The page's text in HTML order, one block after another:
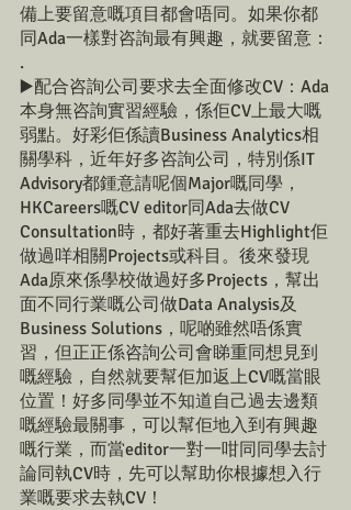
備上要留意嘅項目都會唔同。如果你都
同Ada一樣對咨詢最有興趣，就要留意：
.
▶️配合咨詢公司要求去全面修改CV：Ada
本身無咨詢實習經驗，係佢CV上最大嘅
弱點。好彩佢係讀Business Analytics相
關學科，近年好多咨詢公司，特別係IT
Advisory都鍾意請呢個Major嘅同學，
HKCareers嘅CV editor同Ada去做CV
Consultation時，都好著重去Highlight佢
做過咩相關Projects或科目。後來發現
Ada原來係學校做過好多Projects，幫出
面不同行業嘅公司做Data Analysis及
Business Solutions，呢啲雖然唔係實
習，但正正係咨詢公司會睇重同想見到
嘅經驗，自然就要幫佢加返上CV嘅當眼
位置！好多同學並不知道自己過去邊類
嘅經驗最關事，可以幫佢地入到有興趣
嘅行業，而當editor一對一咁同同學去討
論同執CV時，先可以幫助你根據想入行
業嘅要求去執CV！